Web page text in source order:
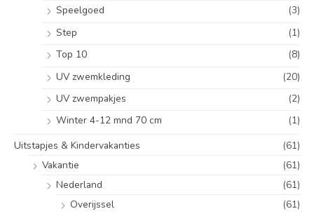
Speelgoed
(3)
Step
(1)
Top 10
(8)
UV zwemkleding
(20)
UV zwempakjes
(2)
Winter 4-12 mnd 70 cm
(1)
Uitstapjes & Kindervakanties
(61)
Vakantie
(61)
Nederland
(61)
Overijssel
(61)